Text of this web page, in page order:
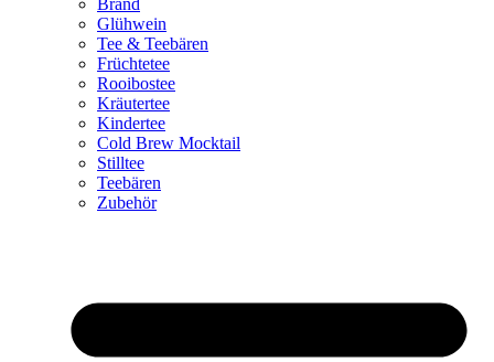
Glühwein
Tee & Teebären
Früchtetee
Rooibostee
Kräutertee
Kindertee
Cold Brew Mocktail
Stilltee
Teebären
Zubehör